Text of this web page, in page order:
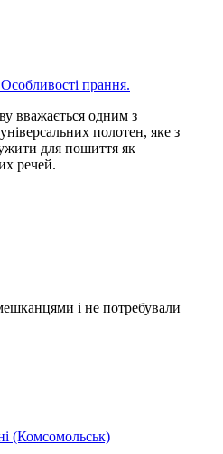
прання.
вважається одним з
полотен, яке з
для пошиття як
речей.
і не потребували
(Комсомольськ)